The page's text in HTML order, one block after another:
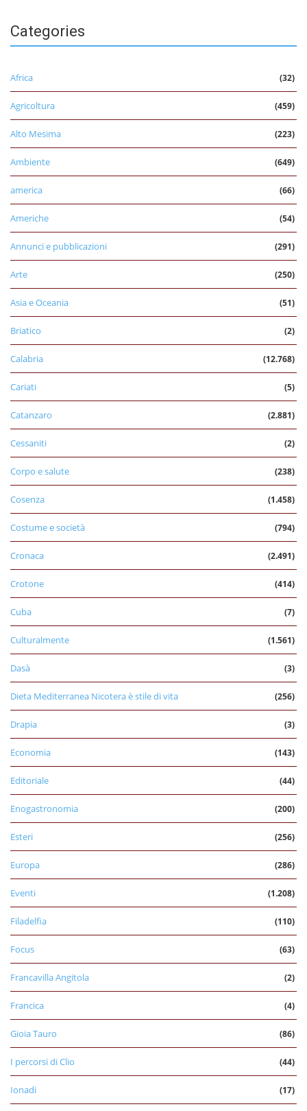
Categories
Africa (32)
Agricoltura (459)
Alto Mesima (223)
Ambiente (649)
america (66)
Americhe (54)
Annunci e pubblicazioni (291)
Arte (250)
Asia e Oceania (51)
Briatico (2)
Calabria (12.768)
Cariati (5)
Catanzaro (2.881)
Cessaniti (2)
Corpo e salute (238)
Cosenza (1.458)
Costume e società (794)
Cronaca (2.491)
Crotone (414)
Cuba (7)
Culturalmente (1.561)
Dasà (3)
Dieta Mediterranea Nicotera è stile di vita (256)
Drapia (3)
Economia (143)
Editoriale (44)
Enogastronomia (200)
Esteri (256)
Europa (286)
Eventi (1.208)
Filadelfia (110)
Focus (63)
Francavilla Angitola (2)
Francica (4)
Gioia Tauro (86)
I percorsi di Clio (44)
Ionadi (17)